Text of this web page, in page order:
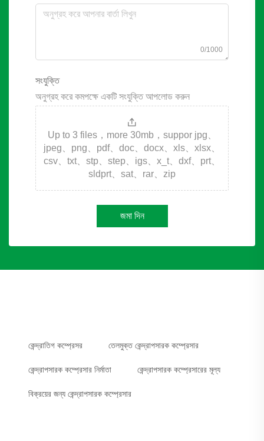
0/1000
সংযুক্তি
অনুগ্রহ করে কমপক্ষে একটি সংযুক্তি আপলোড করুন
Up to 3 files，more 30mb，suppor jpg、
jpeg、png、pdf、doc、docx、xls、xlsx、
csv、txt、stp、step、igs、x_t、dxf、prt、
sldprt、sat、rar、zip
জমা দিন
কেন্দ্রাতিগ কম্প্রেসর তেলমুক্ত কেন্দ্রাপসারক কম্প্রেসার
কেন্দ্রাপসারক কম্প্রেসার নির্মাতা কেন্দ্রাপসারক কম্প্রেসারের মূল্য
বিক্রয়ের জন্য কেন্দ্রাপসারক কম্প্রেসার